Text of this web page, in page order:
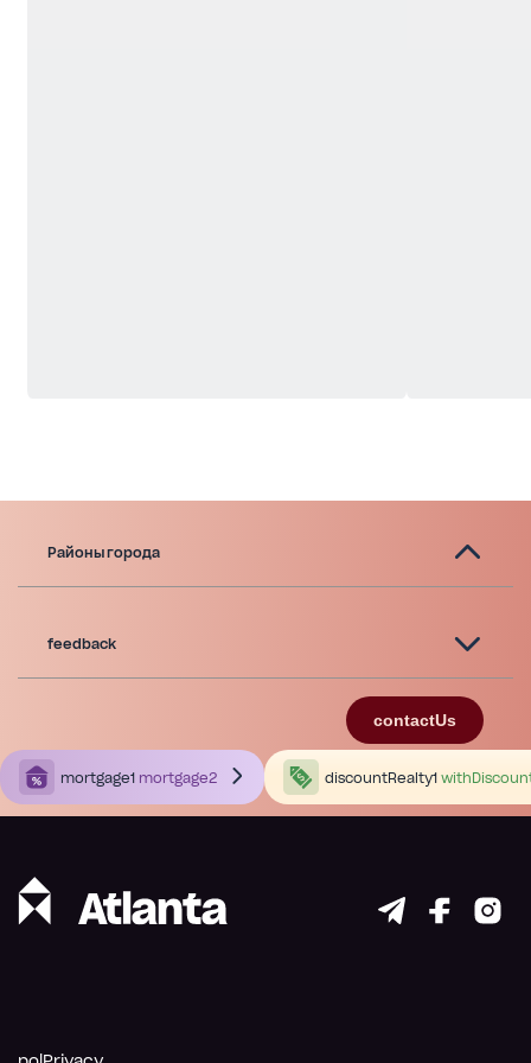
Районы города
feedback
contactUs
mortgage1 mortgage2 discountRealty1